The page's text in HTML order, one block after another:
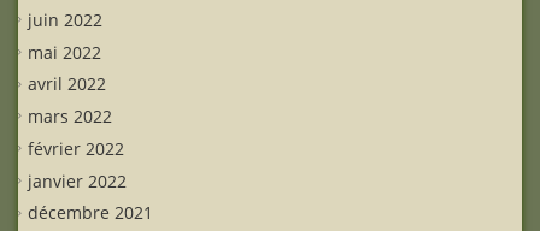
juin 2022
mai 2022
avril 2022
mars 2022
février 2022
janvier 2022
décembre 2021